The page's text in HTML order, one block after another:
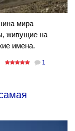
мира
живущие на
имена.
1